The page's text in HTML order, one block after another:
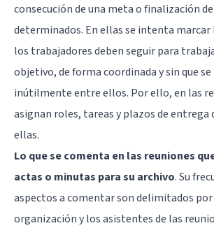
consecución de una meta o finalización
determinados. En ellas se intenta marcar
los trabajadores deben seguir para
objetivo, de forma coordinada y sin que
inútilmente entre ellos. Por ello, en las
asignan roles, tareas y plazos de entrega
ellas.
Lo que se comenta en las reuniones
actas o minutas para su archivo. Su
aspectos a comentar son delimitados
organización y los asistentes de las